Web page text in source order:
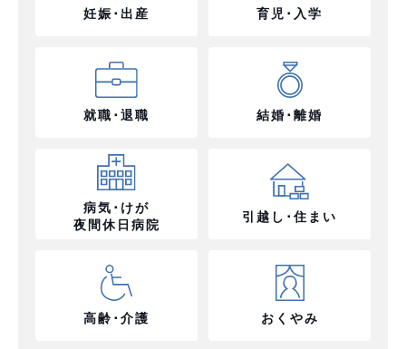
妊娠･出産 育児･入学
就職･退職 結婚･離婚
病気･けが
夜間休日病院
引越し･住まい
高齢･介護 おくやみ